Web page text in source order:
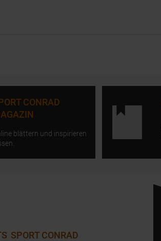
CONRAD
blättern und inspirieren
SPORT CONRAD